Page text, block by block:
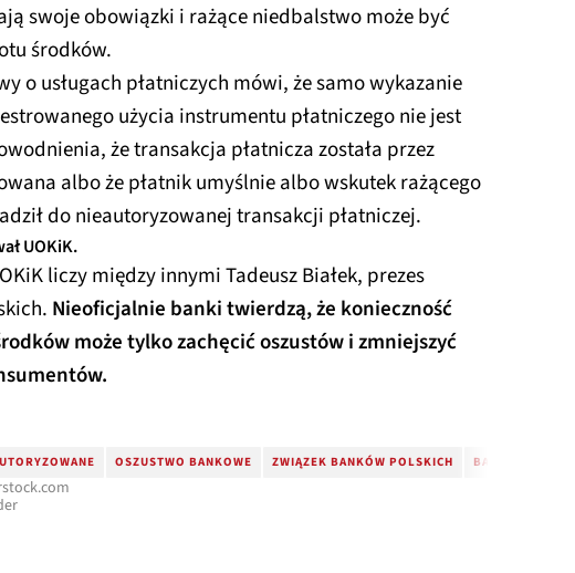
swoje obowiązki i rażące niedbalstwo może być
środków.
o usługach płatniczych mówi, że samo wykazanie
użycia instrumentu płatniczego nie jest
że transakcja płatnicza została przez
albo że płatnik umyślnie albo wskutek rażącego
do nieautoryzowanej transakcji płatniczej.
UOKiK.
liczy między innymi Tadeusz Białek, prezes
Nieoficjalnie banki twierdzą, że konieczność
może tylko zachęcić oszustów i zmniejszyć
OSZUSTWO BANKOWE ZWIĄZEK BANKÓW POLSKICH BANK OSZUSTWO